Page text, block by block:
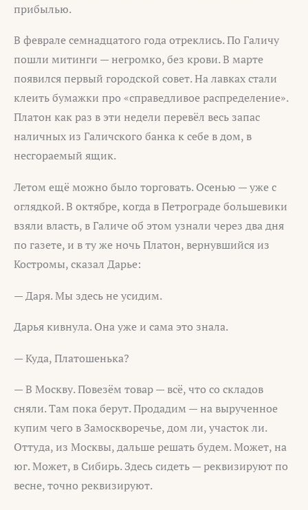
прибылью.
В феврале семнадцатого года отреклись. По Галичу
пошли митинги — негромко, без крови. В марте
появился первый городской совет. На лавках стали
клеить бумажки про «справедливое распределение».
Платон как раз в эти недели перевёл весь запас
наличных из Галичского банка к себе в дом, в
несгораемый ящик.
Летом ещё можно было торговать. Осенью — уже с
оглядкой. В октябре, когда в Петрограде большевики
взяли власть, в Галиче об этом узнали через два дня
по газете, и в ту же ночь Платон, вернувшийся из
Костромы, сказал Дарье:
— Даря. Мы здесь не усидим.
Дарья кивнула. Она уже и сама это знала.
— Куда, Платошенька?
— В Москву. Повезём товар — всё, что со складов
сняли. Там пока берут. Продадим — на вырученное
купим чего в Замоскворечье, дом ли, участок ли.
Оттуда, из Москвы, дальше решать будем. Может, на
юг. Может, в Сибирь. Здесь сидеть — реквизируют по
весне, точно реквизируют.